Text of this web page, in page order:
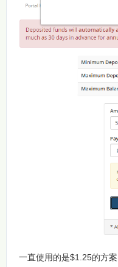
一直使用的是$1.25的方